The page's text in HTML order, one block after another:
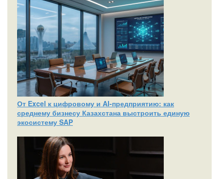
От Excel к цифровому и AI‑предприятию: как
среднему бизнесу Казахстана выстроить единую
экосистему SAP